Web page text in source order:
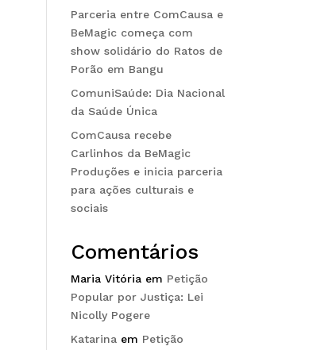
Parceria entre ComCausa e
BeMagic começa com
show solidário do Ratos de
Porão em Bangu
ComuniSaúde: Dia Nacional
da Saúde Única
ComCausa recebe
Carlinhos da BeMagic
Produções e inicia parceria
para ações culturais e
sociais
Comentários
Maria Vitória em Petição
Popular por Justiça: Lei
Nicolly Pogere
Katarina em Petição